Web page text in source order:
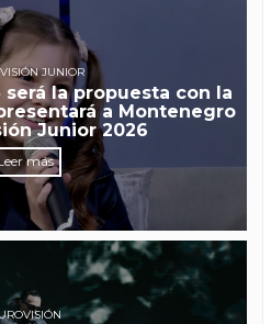
JUNIOR
será la propuesta con la
a Montenegro
Junior 2026
más